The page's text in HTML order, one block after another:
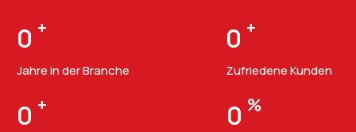
0 +
Jahre in der Branche
0 +
Zufriedene Kunden
0 + 0 %